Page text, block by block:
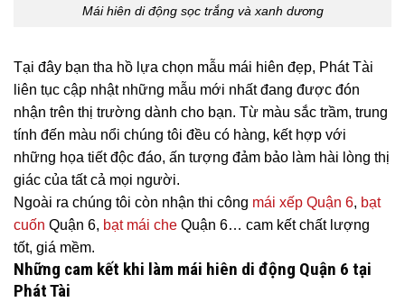
Mái hiên di động sọc trắng và xanh dương
Tại đây bạn tha hồ lựa chọn mẫu mái hiên đẹp, Phát Tài
liên tục cập nhật những mẫu mới nhất đang được đón
nhận trên thị trường dành cho bạn. Từ màu sắc trầm, trung
tính đến màu nổi chúng tôi đều có hàng, kết hợp với
những họa tiết độc đáo, ấn tượng đảm bảo làm hài lòng thị
giác của tất cả mọi người.
Ngoài ra chúng tôi còn nhận thi công mái xếp Quận 6, bạt
cuốn Quận 6, bạt mái che Quận 6… cam kết chất lượng
tốt, giá mềm.
Những cam kết khi làm mái hiên di động Quận 6 tại
Phát Tài